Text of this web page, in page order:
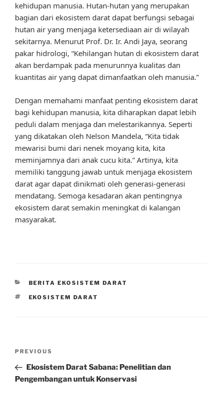
kehidupan manusia. Hutan-hutan yang merupakan
bagian dari ekosistem darat dapat berfungsi sebagai
hutan air yang menjaga ketersediaan air di wilayah
sekitarnya. Menurut Prof. Dr. Ir. Andi Jaya, seorang
pakar hidrologi, “Kehilangan hutan di ekosistem darat
akan berdampak pada menurunnya kualitas dan
kuantitas air yang dapat dimanfaatkan oleh manusia.”
Dengan memahami manfaat penting ekosistem darat
bagi kehidupan manusia, kita diharapkan dapat lebih
peduli dalam menjaga dan melestarikannya. Seperti
yang dikatakan oleh Nelson Mandela, “Kita tidak
mewarisi bumi dari nenek moyang kita, kita
meminjamnya dari anak cucu kita.” Artinya, kita
memiliki tanggung jawab untuk menjaga ekosistem
darat agar dapat dinikmati oleh generasi-generasi
mendatang. Semoga kesadaran akan pentingnya
ekosistem darat semakin meningkat di kalangan
masyarakat.
CATEGORIES
BERITA EKOSISTEM DARAT
TAGS
EKOSISTEM DARAT
Previous
Post
PREVIOUS
Ekosistem Darat Sabana: Penelitian dan
Pengembangan untuk Konservasi